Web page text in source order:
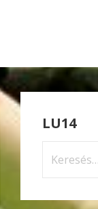
LU14